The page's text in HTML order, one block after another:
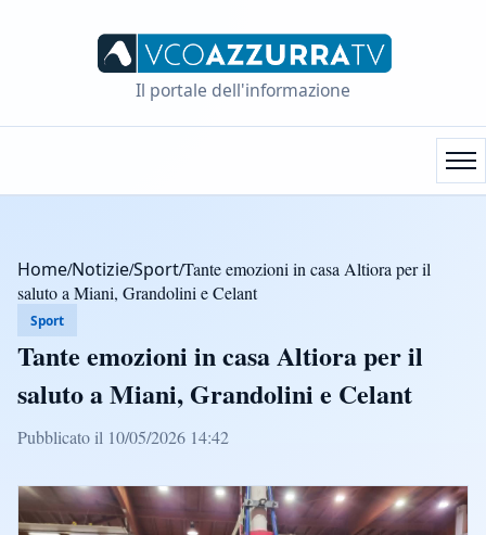
Il portale dell'informazione
Home/Notizie/Sport/Tante emozioni in casa Altiora per il
saluto a Miani, Grandolini e Celant
Sport
Tante emozioni in casa Altiora per il
saluto a Miani, Grandolini e Celant
Pubblicato il 10/05/2026 14:42